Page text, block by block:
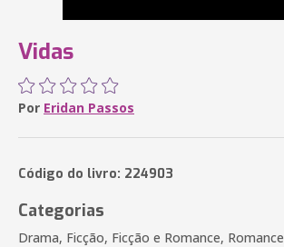
Vidas
Por Eridan Passos
Código do livro: 224903
Categorias
Drama, Ficção, Ficção e Romance, Romance